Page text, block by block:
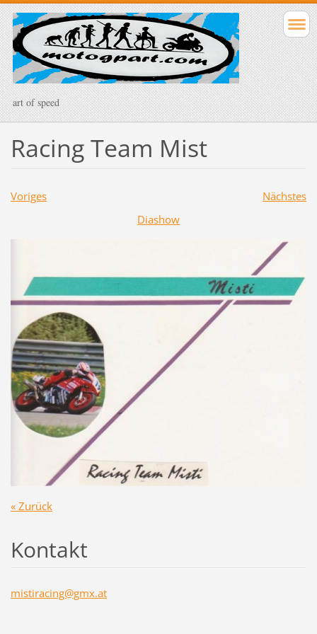
art of speed
Racing Team Mist
Voriges
Nächstes
Diashow
« Zurück
Kontakt
mistiracing@gmx.at